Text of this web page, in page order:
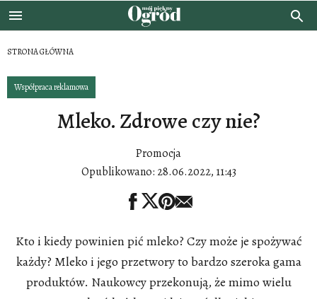
STRONA GŁÓWNA
Współpraca reklamowa
Mleko. Zdrowe czy nie?
Promocja
Opublikowano: 28.06.2022, 11:43
Kto i kiedy powinien pić mleko? Czy może je spożywać
każdy? Mleko i jego przetwory to bardzo szeroka gama
produktów. Naukowcy przekonują, że mimo wielu